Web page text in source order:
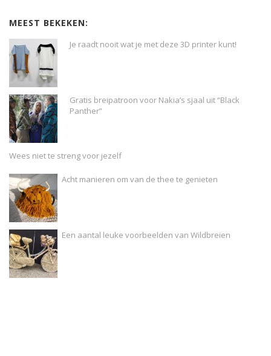
MEEST BEKEKEN:
Je raadt nooit wat je met deze 3D printer kunt!
Gratis breipatroon voor Nakia’s sjaal uit “Black
Panther”
Wees niet te streng voor jezelf
Acht manieren om van de thee te genieten
Een aantal leuke voorbeelden van Wildbreien